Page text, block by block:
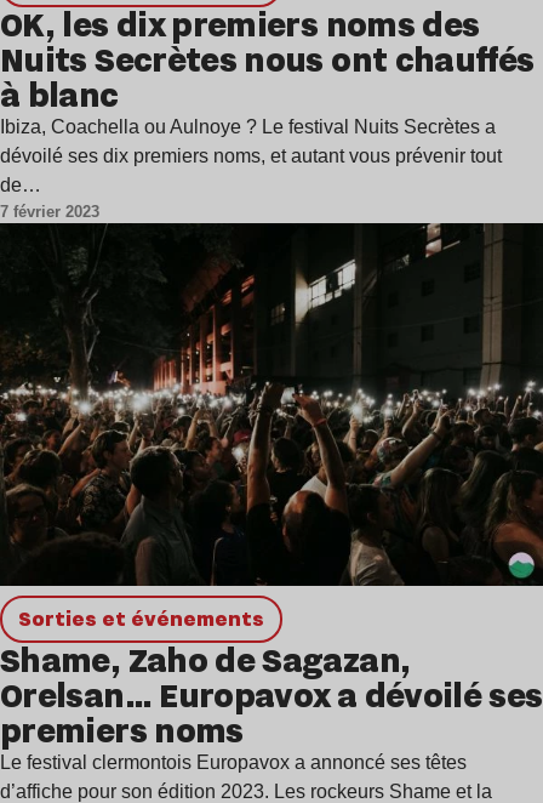
OK, les dix premiers noms des
Nuits Secrètes nous ont chauffés
à blanc
Ibiza, Coachella ou Aulnoye ? Le festival Nuits Secrètes a
dévoilé ses dix premiers noms, et autant vous prévenir tout
de…
7 février 2023
Sorties et événements
Shame, Zaho de Sagazan,
Orelsan… Europavox a dévoilé ses
premiers noms
Le festival clermontois Europavox a annoncé ses têtes
d’affiche pour son édition 2023. Les rockeurs Shame et la